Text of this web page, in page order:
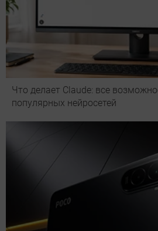
Что делает Сlaude: все
популярных нейросетей